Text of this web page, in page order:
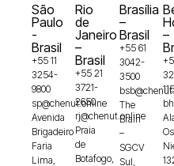
São
Paulo
-
Brasil
+55 11
3254-
9800
sp@chenut.online
Avenida
Brigadeiro
Faria
Lima,
Rio
de
Janeiro
–
Brasil
+55 21
3721-
2650
rj@chenut.online
Praia
de
Botafogo,
Brasília
–
Brasil
+55 61
3042-
3500
The
Brain
–
SGCV
Sul,
–